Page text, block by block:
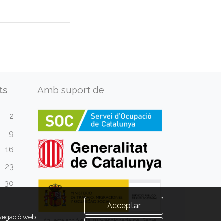
2
9
16
23
30
Amb suport de
web.
Acceptar